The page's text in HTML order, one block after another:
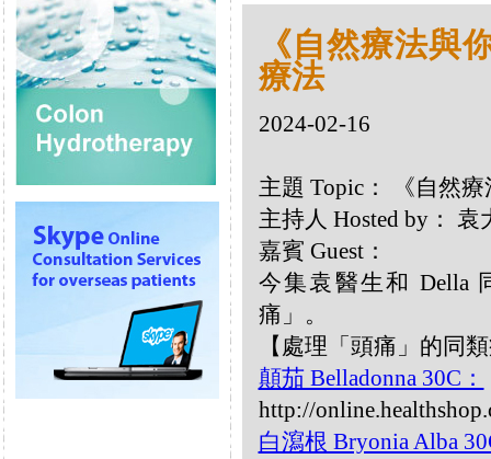
《自然療法與
療法
2024-02-16
主題 Topic： 《自然
主持人 Hosted by：
嘉賓 Guest：
今集袁醫生和 Della
痛」。
【處理「頭痛」的同
顛茄 Belladonna 30C：
http://
白瀉根 Bryonia Alba